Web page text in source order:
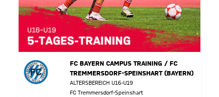
FC BAYERN CAMPUS TRAINING / FC
TREMMERSDORF-SPEINSHART (BAYERN)
ALTERSBEREICH U16-U19
FC Tremmersdorf-Speinshart